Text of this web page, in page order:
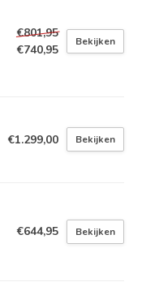
€801,95
€740,95
Bekijken
€1.299,00 Bekijken
€644,95 Bekijken